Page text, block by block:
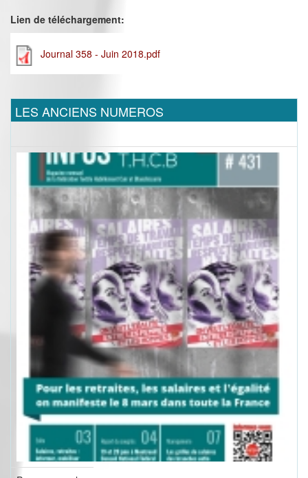
Lien de téléchargement:
Journal 358 - Juin 2018.pdf
LES ANCIENS NUMEROS